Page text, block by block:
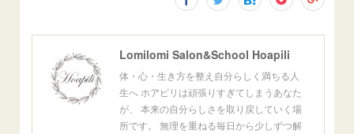
Lomilomi Salon&School Hoapili
体・心・生き方を整え自分らしく満ちる人
生へ ホアピリは頑張りすぎてしまうあなた
が、 本来の自分らしさを取り戻していく場
所です。 無理を重ねる毎日から少しずつ解